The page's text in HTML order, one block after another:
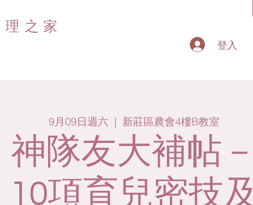
之家
登入
9月09日週六
  |
新莊區農會4樓B教室
神隊友大補帖－
10項育兒密技及